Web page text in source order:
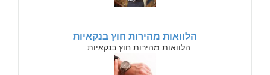
הלוואות מהירות חוץ בנקאיות
הלוואות מהירות חוץ בנקאיות...